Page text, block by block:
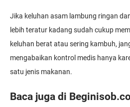
Jika keluhan asam lambung ringan
lebih teratur kadang sudah cukup
keluhan berat atau sering kambuh,
mengabaikan kontrol medis hanya
satu jenis makanan.
Baca juga di